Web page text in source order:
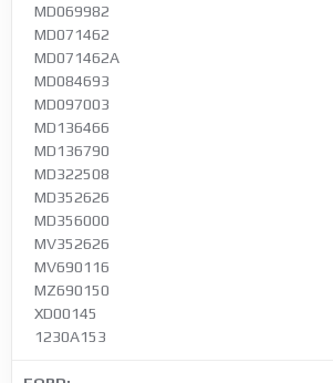
MD069982
MD071462
MD071462A
MD084693
MD097003
MD136466
MD136790
MD322508
MD352626
MD356000
MV352626
MV690116
MZ690150
XD00145
1230A153